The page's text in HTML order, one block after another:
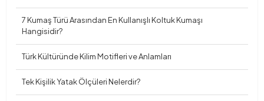
7 Kumaş Türü Arasından En Kullanışlı Koltuk Kumaşı
Hangisidir?
Türk Kültüründe Kilim Motifleri ve Anlamları
Tek Kişilik Yatak Ölçüleri Nelerdir?